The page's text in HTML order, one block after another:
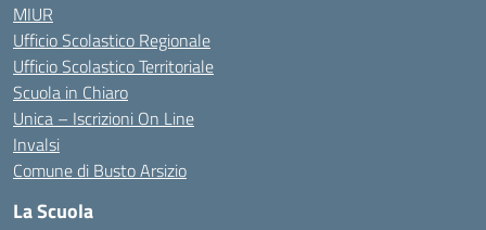
MIUR
Ufficio Scolastico Regionale
Ufficio Scolastico Territoriale
Scuola in Chiaro
Unica – Iscrizioni On Line
Invalsi
Comune di Busto Arsizio
La Scuola